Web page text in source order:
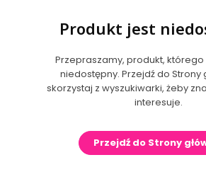
Produkt jest
Przepraszamy, produkt, którego
niedostępny. Przejdź do Strony
skorzystaj z wyszukiwarki, żeby
interesuje.
Przejdź do Strony